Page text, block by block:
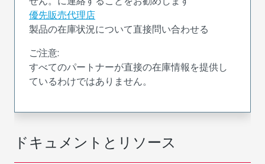
ドキュメントとリソース
優先販売代理店
製品の在庫状況について直接問い合わせる
ご注意:
すべてのパートナーが直接の在庫情報を提供し
ているわけではありません。